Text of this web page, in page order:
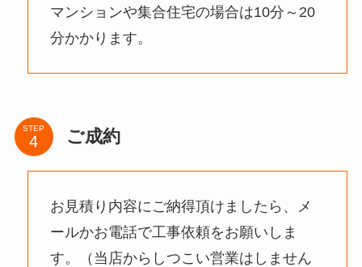
マンションや集合住宅の場合は10分～20
分かかります。
STEP ご成約
お見積り内容にご納得頂けましたら、メ
ールかお電話で工事依頼をお願いしま
す。（当店からしつこい営業はしません